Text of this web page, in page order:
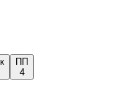
ПП
4